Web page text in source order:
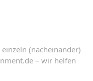
(nacheinander)
– wir helfen